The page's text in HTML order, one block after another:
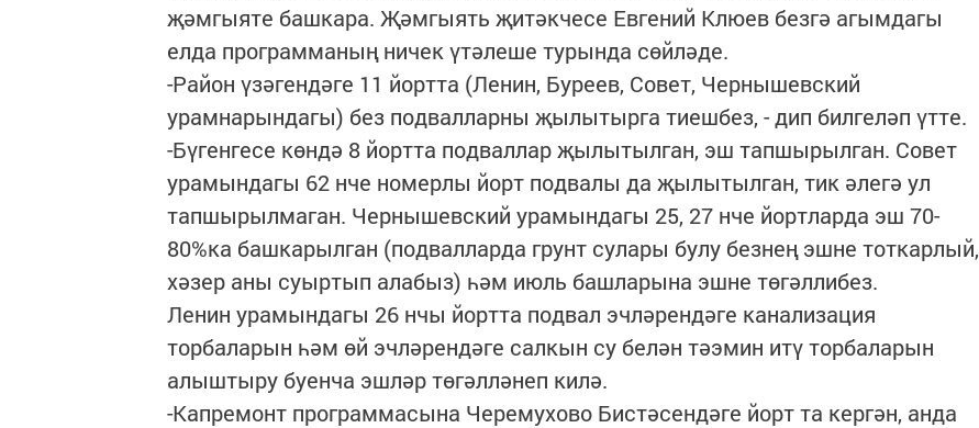
җәмгыяте башкара. Җәмгыять җитәкчесе Евгений Клюев безгә агымдагы
елда программаның ничек үтәлеше турында сөйләде.
-Район үзәгендәге 11 йортта (Ленин, Буреев, Совет, Чернышевский
урамнарындагы) без подвалларны җылытырга тиешбез, - дип билгеләп үтте.
-Бүгенгесе көндә 8 йортта подваллар җылытылган, эш тапшырылган. Совет
урамындагы 62 нче номерлы йорт подвалы да җылытылган, тик әлегә ул
тапшырылмаган. Чернышевский урамындагы 25, 27 нче йортларда эш 70-
80%ка башкарылган (подвалларда грунт сулары булу безнең эшне тоткарлый,
хәзер аны суыртып алабыз) һәм июль башларына эшне төгәллибез.
Ленин урамындагы 26 нчы йортта подвал эчләрендәге канализация
торбаларын һәм өй эчләрендәге салкын су белән тәэмин итү торбаларын
алыштыру буенча эшләр төгәлләнеп килә.
-Капремонт программасына Черемухово Бистәсендәге йорт та кергән, анда